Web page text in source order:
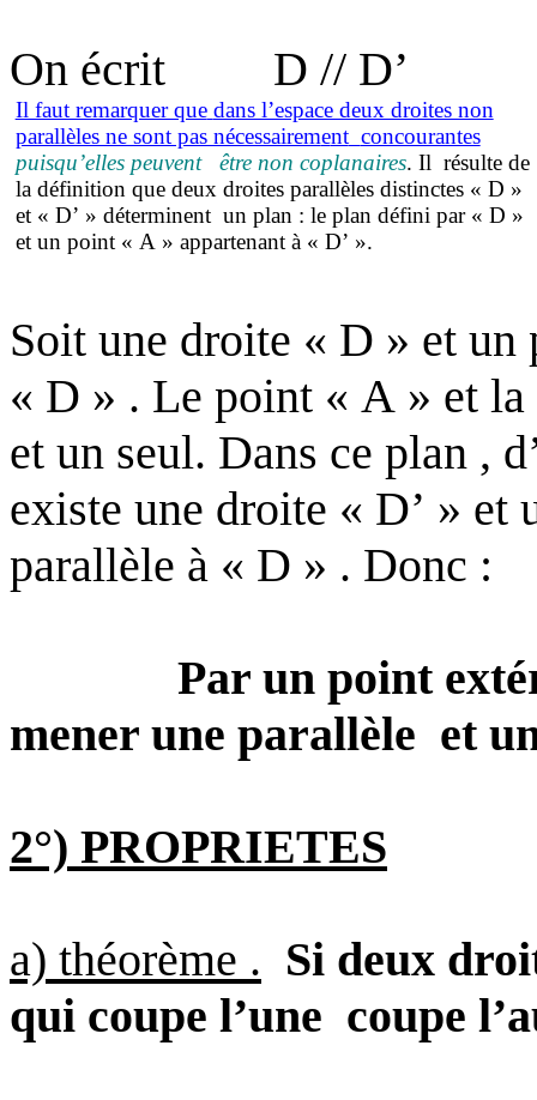
On écrit D // D’
Il faut remarquer que dans l’espace deux droites non
parallèles ne sont pas nécessairement concourantes
puisqu’elles peuvent
être non coplanaires. Il résulte de
la définition que deux droites parallèles distinctes « D »
et « D’ » déterminent un plan : le plan défini par « D »
et un point « A » appartenant à « D’ ».
Soit une droite « D » et un
« D » . Le point « A » et
et un seul. Dans ce plan ,
existe une droite « D’ » et
parallèle à « D » . Donc :
Par un point
mener une parallèle et
2°) PROPRIETES
a) théorème . Si deux
qui coupe l’une coupe